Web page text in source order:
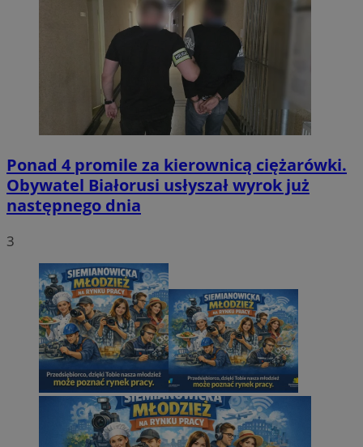
Ponad 4 promile za kierownicą ciężarówki.
Obywatel Białorusi usłyszał wyrok już
następnego dnia
3